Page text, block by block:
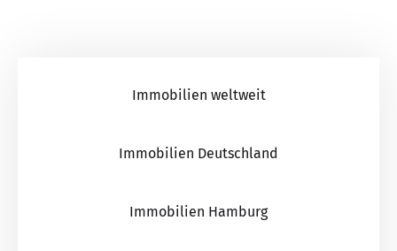
Immobilien weltweit
Immobilien Deutschland
Immobilien Hamburg